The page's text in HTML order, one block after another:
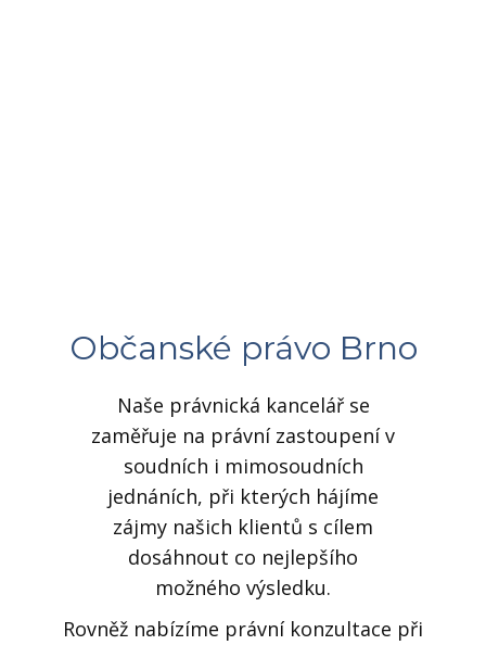
Občanské právo Brno
Naše právnická kancelář se
zaměřuje na právní zastoupení v
soudních i mimosoudních
jednáních, při kterých hájíme
zájmy našich klientů s cílem
dosáhnout co nejlepšího
možného výsledku.
Rovněž nabízíme právní konzultace při